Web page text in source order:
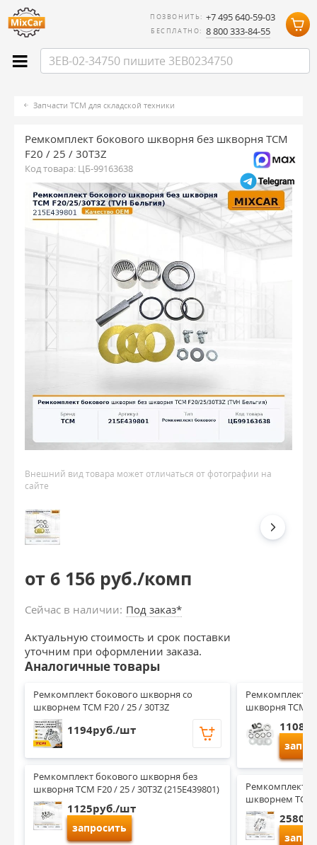
ПОЗВОНИТЬ: +7 495 640-59-03
БЕСПЛАТНО: 8 800 333-84-55
Запчасти TCM для складской техники
Ремкомплект бокового шкворня без шкворня TCM
F20 / 25 / 30T3Z
Код товара: ЦБ-99163638
Внешний вид товара может отличаться от фотографии на
сайте
от 6 156 руб./комп
Сейчас в наличии: Под заказ*
Актуальную стоимость и срок поставки
уточним при оформлении заказа.
Аналогичные товары
Ремкомплект бокового шкворня со
шкворнем TCM F20 / 25 / 30T3Z
1194руб./шт
Ремкомплект бокового шкворня без
шкворня TCM F20 / 25 / 30T3Z (215E439801)
1125руб./шт
запросить
Ремкомплект
шкворня TCM
Ремкомплект
шкворнем TCM